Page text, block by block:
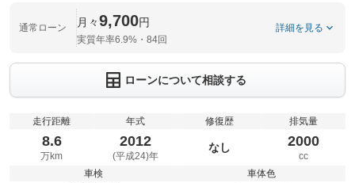
通常ローン 月々9,700円
実質年率6.9%・84回
詳細を見る
ローンについて相談する
走行距離
8.6
万km
年式
2012
(平成24)年
修復歴
なし
排気量
2000
cc
車検
車体色